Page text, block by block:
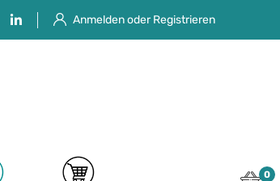
Linkedin
Anmelden oder Registrieren
0